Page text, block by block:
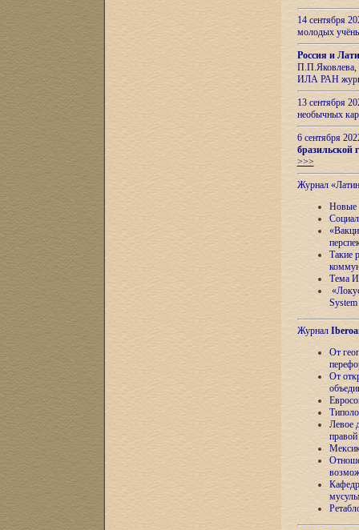
14 сентября
молодых
Россия и
П.П.Яковлева,
ИЛА РАН
13 сентября
необычных
6 сентября
бразильской
>>>
Журнал
Новые
Такие
Тема
Журнал
От
От
Левое